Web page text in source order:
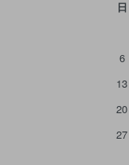
日
6
13
20
27